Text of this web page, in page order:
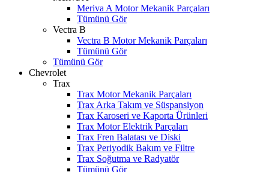
Meriva A Motor Mekanik Parçaları
Tümünü Gör
Vectra B
Vectra B Motor Mekanik Parçaları
Tümünü Gör
Tümünü Gör
Chevrolet
Trax
Trax Motor Mekanik Parçaları
Trax Arka Takım ve Süspansiyon
Trax Karoseri ve Kaporta Ürünleri
Trax Motor Elektrik Parçaları
Trax Fren Balatası ve Diski
Trax Periyodik Bakım ve Filtre
Trax Soğutma ve Radyatör
Tümünü Gör